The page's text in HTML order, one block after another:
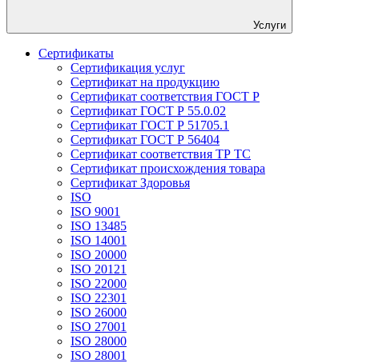
Услуги
Сертификаты
Сертификация услуг
Сертификат на продукцию
Сертификат соответствия ГОСТ Р
Сертификат ГОСТ Р 55.0.02
Сертификат ГОСТ Р 51705.1
Сертификат ГОСТ Р 56404
Сертификат соответствия ТР ТС
Сертификат происхождения товара
Сертификат Здоровья
ISO
ISO 9001
ISO 13485
ISO 14001
ISO 20000
ISO 20121
ISO 22000
ISO 22301
ISO 26000
ISO 27001
ISO 28000
ISO 28001